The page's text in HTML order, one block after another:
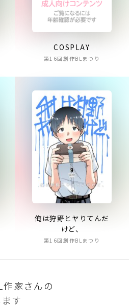
COSPLAY
第16回創作BLまつり
俺は狩野とヤりてんだ
けど、
第16回創作BLまつり
家さんの
す